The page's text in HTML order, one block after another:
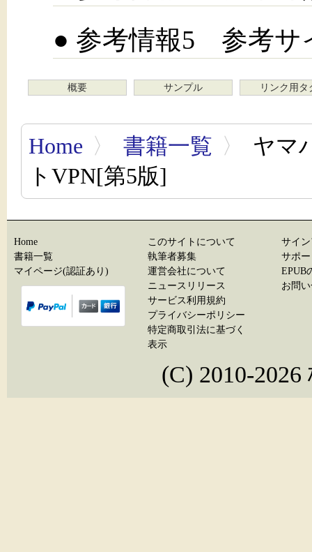
● 参考情報5 参考サ
概要 サンプル リンク用タ
Home 〉 書籍一覧 〉
ヤマ
トVPN[第5版]
Home
書籍一覧
マイページ(認証あり)
このサイトについて
執筆者募集
運営会社について
ニュースリリース
サービス利用規約
プライバシーポリシー
特定商取引法に基づく
表示
サイ
サポ
EPUB
お問
(C) 2010-